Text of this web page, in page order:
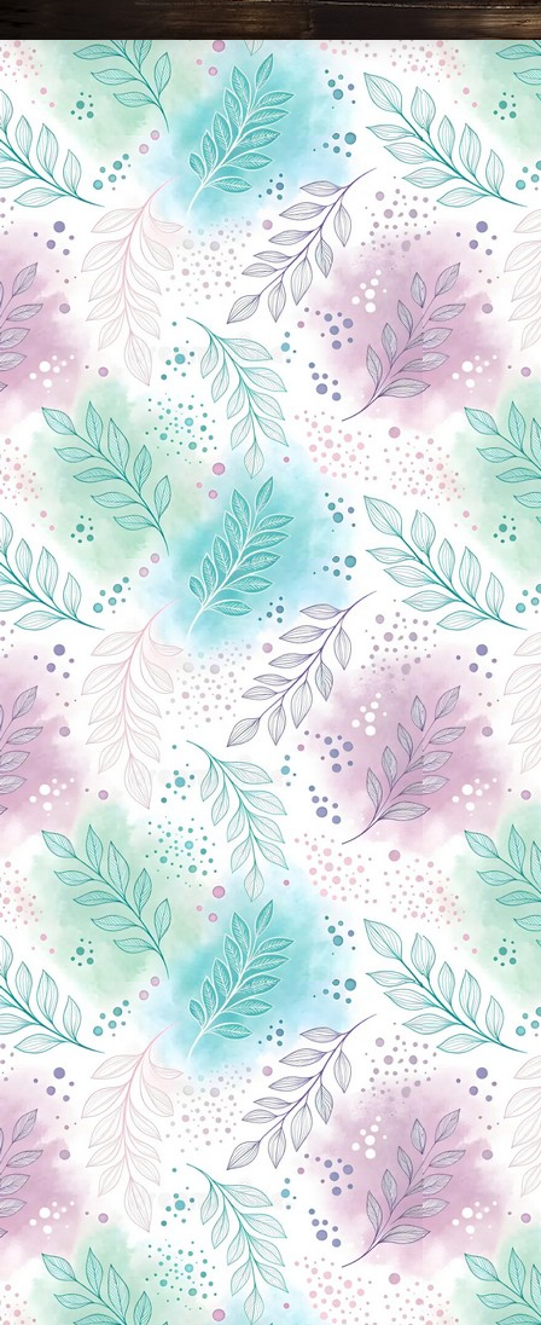
Новини Чернігова, Чернігівські новини, Чернігівський формат, новини Чернігова, події в Чернігові: політика, економіка, аналітика, культура, відеоновини, екологія, спортивний Чернігів, туризм, Чернігів